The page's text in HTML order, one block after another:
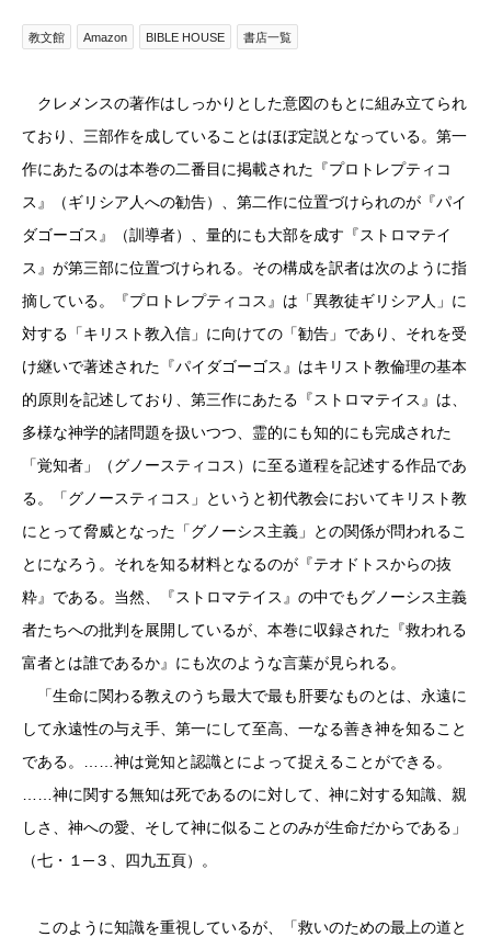
教文館 Amazon BIBLE HOUSE 書店一覧
クレメンスの著作はしっかりとした意図のもとに組み立てられ
ており、三部作を成していることはほぼ定説となっている。第一
作にあたるのは本巻の二番目に掲載された『プロトレプティコ
ス』（ギリシア人への勧告）、第二作に位置づけられのが『パイ
ダゴーゴス』（訓導者）、量的にも大部を成す『ストロマテイ
ス』が第三部に位置づけられる。その構成を訳者は次のように指
摘している。『プロトレプティコス』は「異教徒ギリシア人」に
対する「キリスト教入信」に向けての「勧告」であり、それを受
け継いで著述された『パイダゴーゴス』はキリスト教倫理の基本
的原則を記述しており、第三作にあたる『ストロマテイス』は、
多様な神学的諸問題を扱いつつ、霊的にも知的にも完成された
「覚知者」（グノースティコス）に至る道程を記述する作品であ
る。「グノースティコス」というと初代教会においてキリスト教
にとって脅威となった「グノーシス主義」との関係が問われるこ
とになろう。それを知る材料となるのが『テオドトスからの抜
粋』である。当然、『ストロマテイス』の中でもグノーシス主義
者たちへの批判を展開しているが、本巻に収録された『救われる
富者とは誰であるか』にも次のような言葉が見られる。
「生命に関わる教えのうち最大で最も肝要なものとは、永遠に
して永遠性の与え手、第一にして至高、一なる善き神を知ること
である。……神は覚知と認識とによって捉えることができる。
……神に関する無知は死であるのに対して、神に対する知識、親
しさ、神への愛、そして神に似ることのみが生命だからである」
（七・１─３、四九五頁）。
このように知識を重視しているが、「救いのための最上の道と